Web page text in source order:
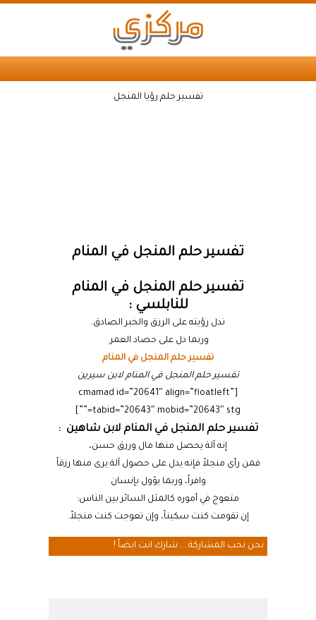
تفسير حلم رؤيا المنجل
تفسير حلم المنجل في المنام
تفسير حلم المنجل في المنام
للنابلسي :
تدل رؤيته على الرزق والخبر الصادق.
وربما دل على حصاد العمر.
تفسير حلم المنجل في المنام
تفسير حلم المنجل في المنام لابن سيرين
[cmamad id=”20641″ align=”floatleft”
tabid=”20643″ mobid=”20643″ stg=””]
تفسير حلم المنجل في المنام لابن شاهين :
إنه آلة يحصل منها مال ورزق حسن،
فمن رأى منجلاً فإنه يدل على حصول آلة يرى منها رزقاً
وافراً، وربما يؤول بإنسان
متعوج في أموره كالمثل السائر بين الناس:
إن تقومت كنت سكيناً، وإن تعوجت كنت منجلاً.
نحن نحب المشاركة ... شارك انت ايضاً !